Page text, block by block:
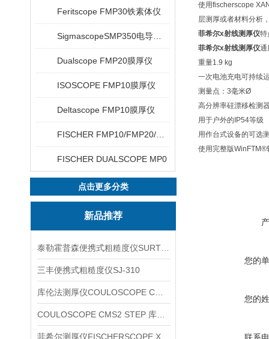
Feritscope FMP30铁素体仪
Dualscope FMP20膜厚仪
ISOSCOPE FMP10膜厚仪
Deltascope FMP10膜厚仪
FISCHER DUALSCOPE MP0
点击更多分类
新品推荐
三丰便携式粗糙度仪SJ-310
使用fischerscope
层测厚或者材料分析
菲希尔x射线测厚仪特
菲希尔x射线测厚仪通
重量1.9 kg
一次电池充电可持续
测量点：3毫米Ø
高分辨率硅漂移检测
用于户外的IP54等级
用作台式设备的可选
使用完整版WinFTM®
您的
您的